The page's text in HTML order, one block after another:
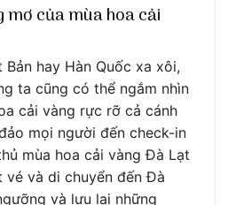
mơ của mùa hoa cải
Bản hay Hàn Quốc xa xôi,
ta cũng có thể ngắm nhìn
cải vàng rực rỡ cả cánh
mọi người đến check-in
mùa hoa cải vàng Đà Lạt
vé và di chuyển đến Đà
và lưu lại những